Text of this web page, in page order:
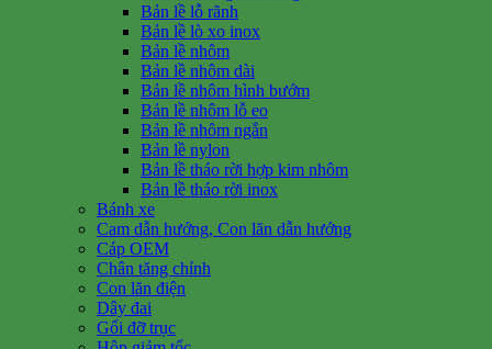
Bản lề lỗ rãnh
Bản lề lò xo inox
Bản lề nhôm
Bản lề nhôm dài
Bản lề nhôm hình bướm
Bản lề nhôm lỗ eo
Bản lề nhôm ngắn
Bản lề nylon
Bản lề tháo rời hợp kim nhôm
Bản lề tháo rời inox
Bánh xe
Cam dẫn hướng, Con lăn dẫn hướng
Cáp OEM
Chân tăng chỉnh
Con lăn điện
Dây đai
Gối đỡ trục